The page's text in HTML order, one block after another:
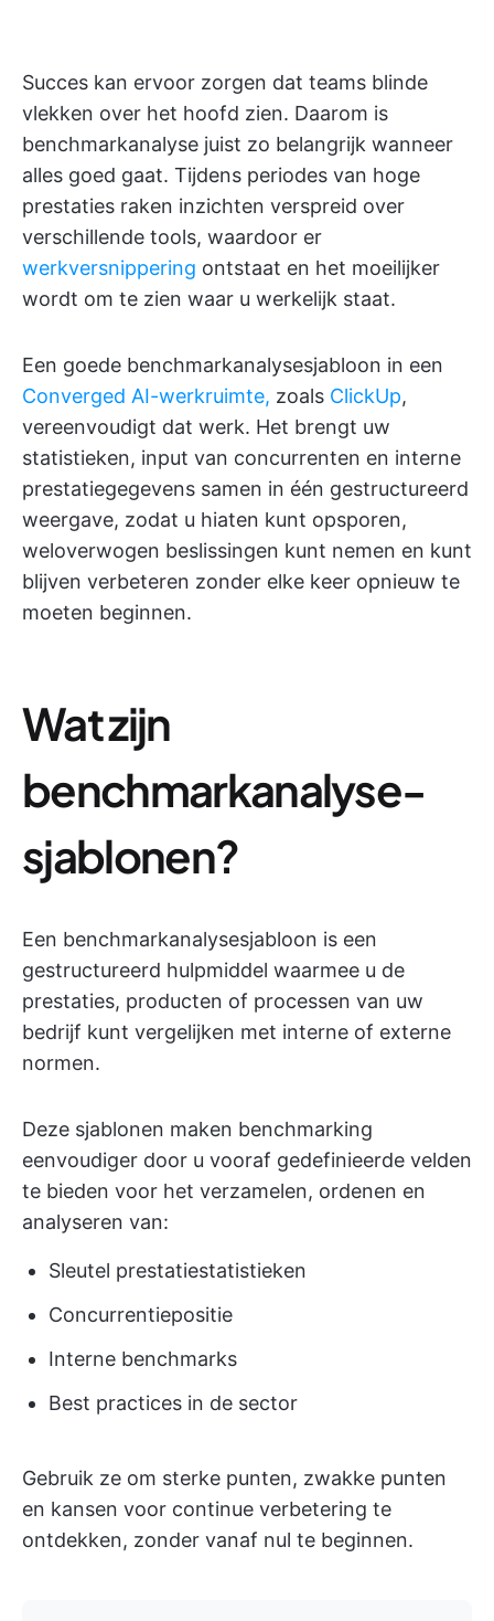
Succes kan ervoor zorgen dat teams blinde
vlekken over het hoofd zien. Daarom is
benchmarkanalyse juist zo belangrijk wanneer
alles goed gaat. Tijdens periodes van hoge
prestaties raken inzichten verspreid over
verschillende tools, waardoor er
werkversnippering ontstaat en het moeilijker
wordt om te zien waar u werkelijk staat.
Een goede benchmarkanalysesjabloon in een
Converged AI-werkruimte, zoals ClickUp,
vereenvoudigt dat werk. Het brengt uw
statistieken, input van concurrenten en interne
prestatiegegevens samen in één gestructureerd
weergave, zodat u hiaten kunt opsporen,
weloverwogen beslissingen kunt nemen en kunt
blijven verbeteren zonder elke keer opnieuw te
moeten beginnen.
Wat zijn
benchmarkanalyse-
sjablonen?
Een benchmarkanalysesjabloon is een
gestructureerd hulpmiddel waarmee u de
prestaties, producten of processen van uw
bedrijf kunt vergelijken met interne of externe
normen.
Deze sjablonen maken benchmarking
eenvoudiger door u vooraf gedefinieerde velden
te bieden voor het verzamelen, ordenen en
analyseren van:
Sleutel prestatiestatistieken
Concurrentiepositie
Interne benchmarks
Best practices in de sector
Gebruik ze om sterke punten, zwakke punten
en kansen voor continue verbetering te
ontdekken, zonder vanaf nul te beginnen.